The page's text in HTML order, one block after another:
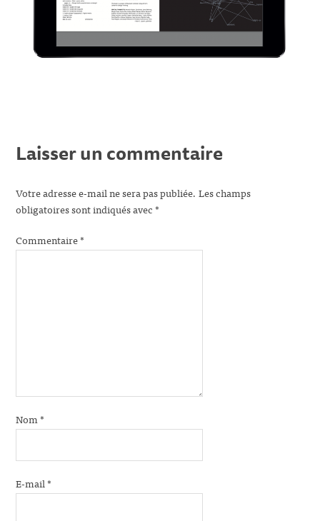
Laisser un commentaire
Votre adresse e-mail ne sera pas publiée. Les champs
obligatoires sont indiqués avec*
Commentaire*
Nom*
E-mail*